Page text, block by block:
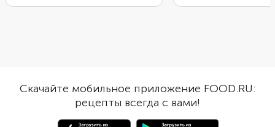
Просто сделайте из них пюре и
максимальной однородности.
Такой крем можно подать как в
виде самостоятельного десерта
в тарталетках или креманках, так
подчеркнутая
до легкого
охладите. Из
количества
получается одна
Скачайте мобильное приложение FOOD.RU:
рецепты всегда с вами!